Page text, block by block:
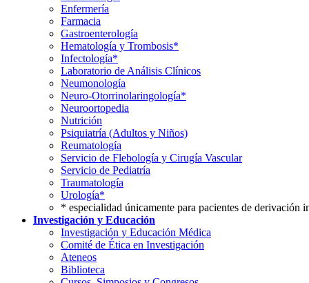
Enfermería
Farmacia
Gastroenterología
Hematología y Trombosis*
Infectología*
Laboratorio de Análisis Clínicos
Neumonología
Neuro-Otorrinolaringología*
Neuroortopedia
Nutrición
Psiquiatría (Adultos y Niños)
Reumatología
Servicio de Flebología y Cirugía Vascular
Servicio de Pediatría
Traumatología
Urología*
* especialidad únicamente para pacientes de derivación
Investigación y Educación
Investigación y Educación Médica
Comité de Ética en Investigación
Ateneos
Biblioteca